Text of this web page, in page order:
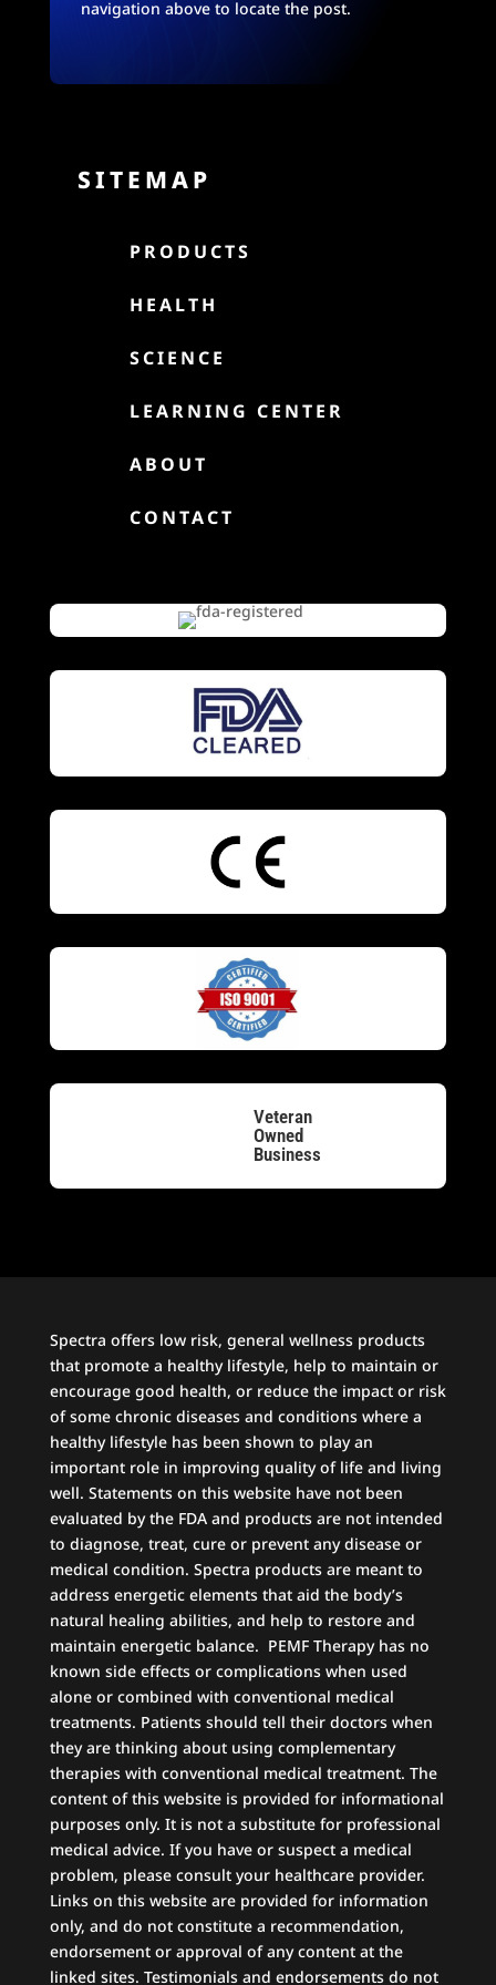
navigation above to locate the post.
SITEMAP
PRODUCTS
HEALTH
SCIENCE
LEARNING CENTER
ABOUT
CONTACT
Veteran
Owned
Business
Spectra offers low risk, general wellness products
that promote a healthy lifestyle, help to maintain or
encourage good health, or reduce the impact or risk
of some chronic diseases and conditions where a
healthy lifestyle has been shown to play an
important role in improving quality of life and living
well. Statements on this website have not been
evaluated by the FDA and products are not intended
to diagnose, treat, cure or prevent any disease or
medical condition. Spectra products are meant to
address energetic elements that aid the body’s
natural healing abilities, and help to restore and
maintain energetic balance. PEMF Therapy has no
known side effects or complications when used
alone or combined with conventional medical
treatments. Patients should tell their doctors when
they are thinking about using complementary
therapies with conventional medical treatment. The
content of this website is provided for informational
purposes only. It is not a substitute for professional
medical advice. If you have or suspect a medical
problem, please consult your healthcare provider.
Links on this website are provided for information
only, and do not constitute a recommendation,
endorsement or approval of any content at the
linked sites. Testimonials and endorsements do not